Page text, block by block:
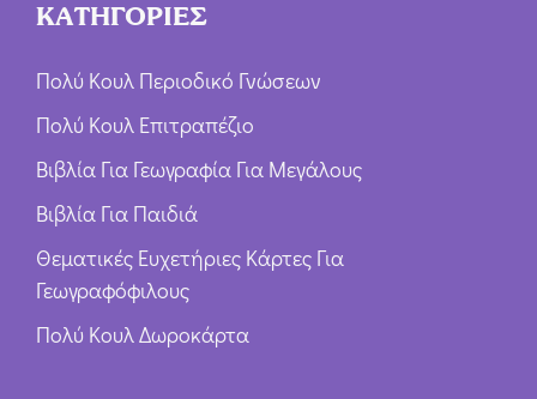
ΚΑΤΗΓΟΡΙΕΣ
Πολύ Κουλ Περιοδικό Γνώσεων
Πολύ Κουλ Επιτραπέζιο
Βιβλία Για Γεωγραφία Για Μεγάλους
Βιβλία Για Παιδιά
Θεματικές Ευχετήριες Κάρτες Για
Γεωγραφόφιλους
Πολύ Κουλ Δωροκάρτα